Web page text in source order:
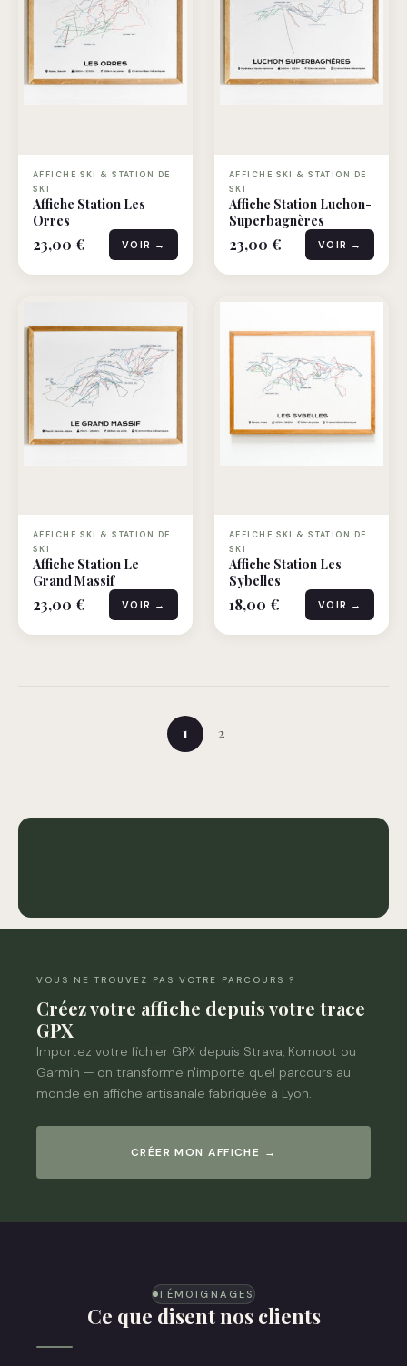
AFFICHE SKI & STATION DE
SKI
Affiche Station Les
Orres
23,00 € VOIR →
AFFICHE SKI & STATION DE
SKI
Affiche Station Luchon-
Superbagnères
23,00 € VOIR →
AFFICHE SKI & STATION DE
SKI
Affiche Station Le
Grand Massif
23,00 € VOIR →
AFFICHE SKI & STATION DE
SKI
Affiche Station Les
Sybelles
18,00 € VOIR →
1 2
VOUS NE TROUVEZ PAS VOTRE PARCOURS ?
Créez votre affiche depuis votre trace
GPX
Importez votre fichier GPX depuis Strava, Komoot ou
Garmin — on transforme n'importe quel parcours au
monde en affiche artisanale fabriquée à Lyon.
CRÉER MON AFFICHE →
TÉMOIGNAGES
Ce que disent nos clients